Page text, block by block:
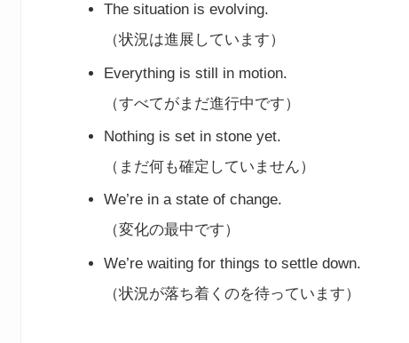
The situation is evolving.
（状況は進展しています）
Everything is still in motion.
（すべてがまだ進行中です）
Nothing is set in stone yet.
（まだ何も確定していません）
We’re in a state of change.
（変化の最中です）
We’re waiting for things to settle down.
（状況が落ち着くのを待っています）